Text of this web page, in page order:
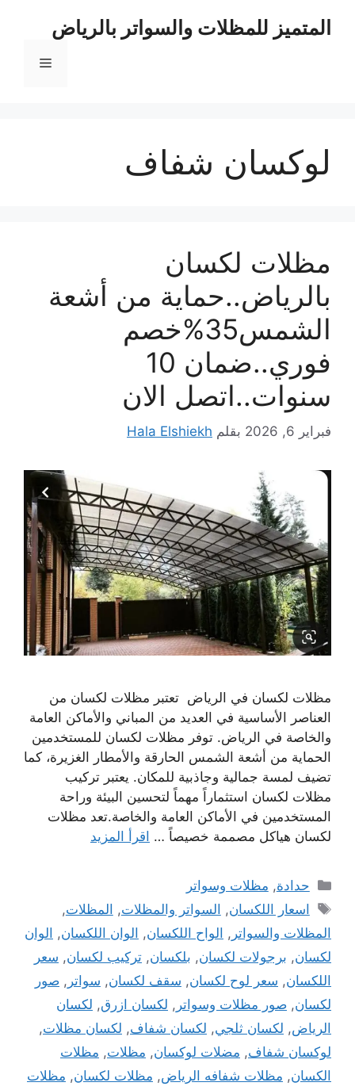
المتميز للمظلات والسواتر بالرياض
القائمة
لوكسان شفاف
مظلات لكسان
بالرياض..حماية من أشعة
الشمس35%خصم
فوري..ضمان 10
سنوات..اتصل الان
فبراير 6, 2026 بقلم Hala Elshiekh
مظلات لكسان في الرياض تعتبر مظلات لكسان من
العناصر الأساسية في العديد من المباني والأماكن العامة
والخاصة في الرياض. توفر مظلات لكسان للمستخدمين
الحماية من أشعة الشمس الحارقة والأمطار الغزيرة، كما
تضيف لمسة جمالية وجاذبية للمكان. يعتبر تركيب
مظلات لكسان استثماراً مهماً لتحسين البيئة وراحة
المستخدمين في الأماكن العامة والخاصة.تعد مظلات
لكسان هياكل مصممة خصيصاً … اقرأ المزيد
التصنيفات
حدادة, مظلات وسواتر
الوسوم
اسعار اللكسان, السواتر والمظلات, المظلات,
المظلات والسواتر , الواح اللكسان, الوان اللكسان, الوان
لكسان, برجولات لكسان, بلكسان, تركيب لكسان, سعر
اللكسان, سعر لوح لكسان, سقف لكسان, سواتر , صور
لكسان, صور مظلات وسواتر , لكسان ازرق, لكسان
الرياض, لكسان ثلجي, لكسان شفاف, لكسان مظلات,
لوكسان شفاف, مضلات لوكسان, مظلات, مظلات
الكسان, مظلات شفافه الرياض, مظلات لكسان, مظلات